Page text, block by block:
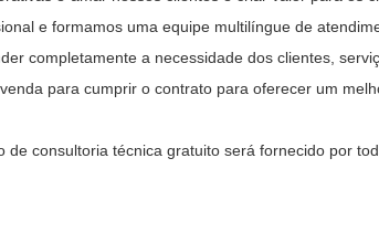
e formamos uma equipe multilíngue de
completamente a necessidade dos clientes,
para cumprir o contrato para oferecer um
de consultoria técnica gratuito será fornecido por